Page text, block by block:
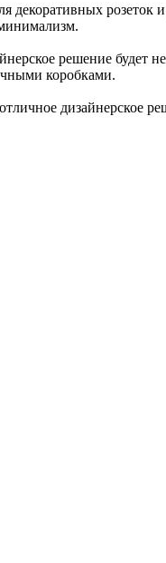
декоративных
решение
коробками.
дизайнерское